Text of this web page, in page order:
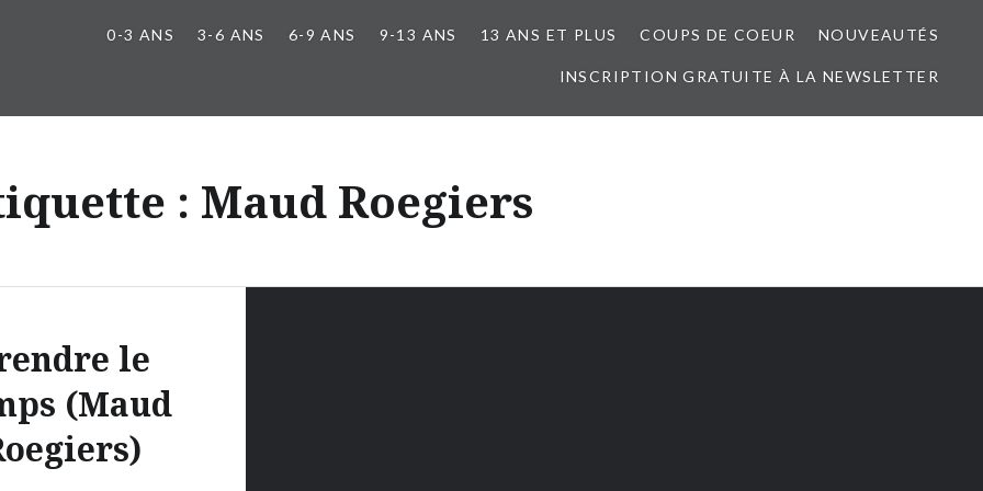
0-3 ANS 3-6 ANS 6-9 ANS 9-13 ANS 13 ANS ET PLUS COUPS DE COEUR NOUVEAUTÉS
INSCRIPTION GRATUITE À LA NEWSLETTER
: Maud Roegiers
le
(Maud